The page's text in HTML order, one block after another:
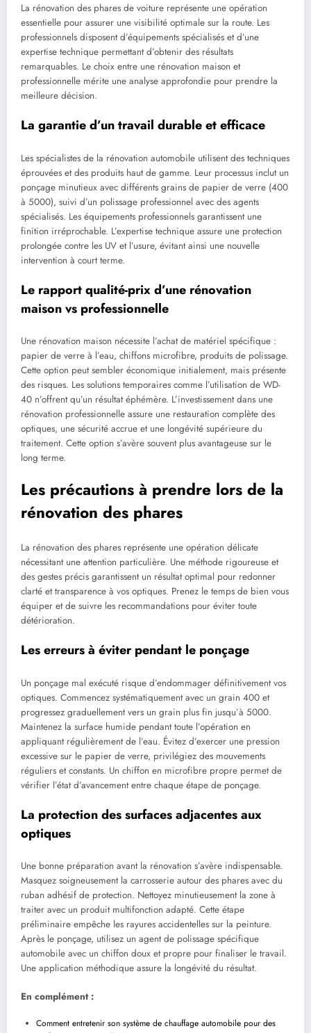
La rénovation des phares de voiture représente une opération
essentielle pour assurer une visibilité optimale sur la route. Les
professionnels disposent d’équipements spécialisés et d’une
expertise technique permettant d’obtenir des résultats
remarquables. Le choix entre une rénovation maison et
professionnelle mérite une analyse approfondie pour prendre la
meilleure décision.
La garantie d’un travail durable et efficace
Les spécialistes de la rénovation automobile utilisent des techniques
éprouvées et des produits haut de gamme. Leur processus inclut un
ponçage minutieux avec différents grains de papier de verre (400
à 5000), suivi d’un polissage professionnel avec des agents
spécialisés. Les équipements professionnels garantissent une
finition irréprochable. L’expertise technique assure une protection
prolongée contre les UV et l’usure, évitant ainsi une nouvelle
intervention à court terme.
Le rapport qualité-prix d’une rénovation
maison vs professionnelle
Une rénovation maison nécessite l’achat de matériel spécifique :
papier de verre à l’eau, chiffons microfibre, produits de polissage.
Cette option peut sembler économique initialement, mais présente
des risques. Les solutions temporaires comme l’utilisation de WD-
40 n’offrent qu’un résultat éphémère. L’investissement dans une
rénovation professionnelle assure une restauration complète des
optiques, une sécurité accrue et une longévité supérieure du
traitement. Cette option s’avère souvent plus avantageuse sur le
long terme.
Les précautions à prendre lors de la
rénovation des phares
La rénovation des phares représente une opération délicate
nécessitant une attention particulière. Une méthode rigoureuse et
des gestes précis garantissent un résultat optimal pour redonner
clarté et transparence à vos optiques. Prenez le temps de bien vous
équiper et de suivre les recommandations pour éviter toute
détérioration.
Les erreurs à éviter pendant le ponçage
Un ponçage mal exécuté risque d’endommager définitivement vos
optiques. Commencez systématiquement avec un grain 400 et
progressez graduellement vers un grain plus fin jusqu’à 5000.
Maintenez la surface humide pendant toute l’opération en
appliquant régulièrement de l’eau. Évitez d’exercer une pression
excessive sur le papier de verre, privilégiez des mouvements
réguliers et constants. Un chiffon en microfibre propre permet de
vérifier l’état d’avancement entre chaque étape de ponçage.
La protection des surfaces adjacentes aux
optiques
Une bonne préparation avant la rénovation s’avère indispensable.
Masquez soigneusement la carrosserie autour des phares avec du
ruban adhésif de protection. Nettoyez minutieusement la zone à
traiter avec un produit multifonction adapté. Cette étape
préliminaire empêche les rayures accidentelles sur la peinture.
Après le ponçage, utilisez un agent de polissage spécifique
automobile avec un chiffon doux et propre pour finaliser le travail.
Une application méthodique assure la longévité du résultat.
En complément :
Comment entretenir son système de chauffage automobile pour des